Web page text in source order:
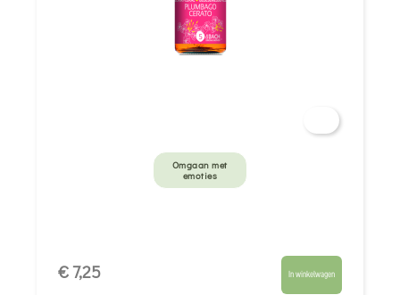
Omgaan met
emoties
€ 7,25 In winkelwagen